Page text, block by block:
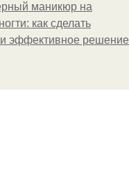
маникюр на
как сделать
и эффективное решение